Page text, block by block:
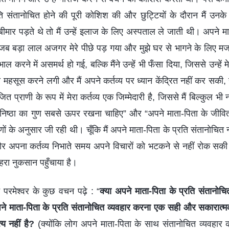
संतानोचित होने की पूरी कोशिश की और छुट्टियों के दौरान मैं
पड़ते थे तो मैं उन्हें इलाज के लिए अस्पताल ले जाती थी। अपने
बड़ा लाल अजगर मेरे पीछे पड़ गया और मुझे घर से भागने के लिए
करने में असमर्थ हो गई, बल्कि मैंने उन्हें भी फँसा दिया, जिससे उन्हें
महसूस करने लगी और मैं अपने कर्तव्य पर ध्यान केंद्रित नहीं कर सकी,
प्राणी के रूप में मेरा कर्तव्य एक जिम्मेदारी है, जिससे मैं बिल्कुल
का गुण सबसे ऊपर रखना चाहिए” और “अपने माता-पिता के
के अनुसार जी रही थी। चूँकि मैं अपने माता-पिता के प्रति संतानोचित
अपना कर्तव्य निभाते समय अपने विचारों को भटकने से नहीं रोक
नुकसान पहुँचाया है।
परमेश्वर के कुछ वचन पढ़े : “क्या अपने माता-पिता के प्रति
माता-पिता के प्रति संतानोचित व्यवहार करना एक सही और
नहीं है? (क्योंकि लोग अपने माता-पिता के साथ संतानोचित व्यवहार